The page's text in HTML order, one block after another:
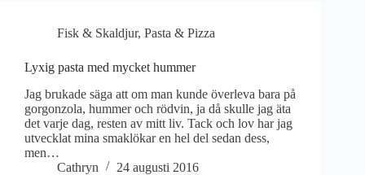
Fisk & Skaldjur, Pasta & Pizza
Lyxig pasta med mycket hummer
Jag brukade säga att om man kunde överleva bara på
gorgonzola, hummer och rödvin, ja då skulle jag äta
det varje dag, resten av mitt liv. Tack och lov har jag
utvecklat mina smaklökar en hel del sedan dess,
men…
Cathryn
24 augusti 2016